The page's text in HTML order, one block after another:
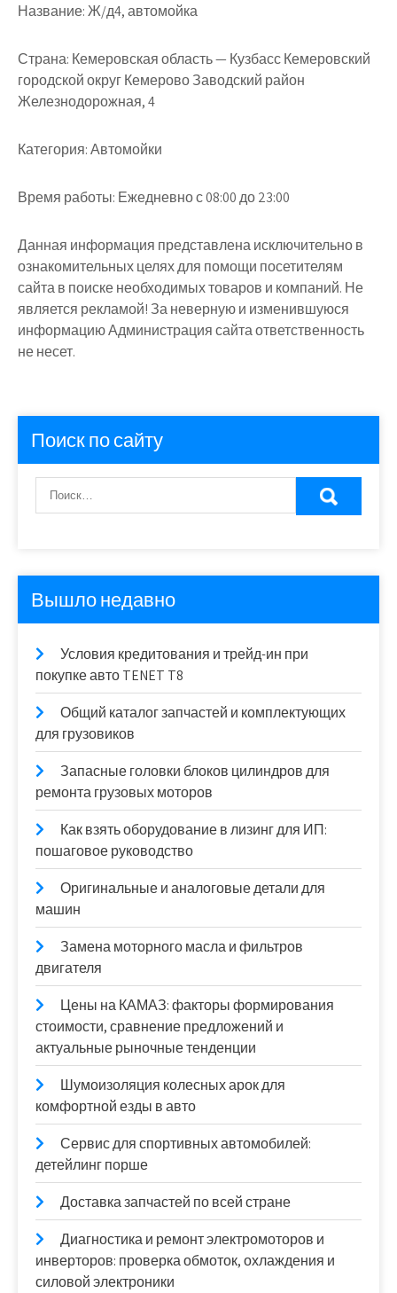
Название:Ж/д4, автомойка
Страна: Кемеровская область — Кузбасс Кемеровский
городской округ Кемерово Заводский район
Железнодорожная, 4
Категория:Автомойки
Время работы: Ежедневно с 08:00 до 23:00
Данная информация представлена исключительно в
ознакомительных целях для помощи посетителям
сайта в поиске необходимых товаров и компаний. Не
является рекламой! За неверную и изменившуюся
информацию Администрация сайта ответственность
не несет.
Поиск по сайту
Вышло недавно
Условия кредитования и трейд-ин при
покупке авто TENET T8
Общий каталог запчастей и комплектующих
для грузовиков
Запасные головки блоков цилиндров для
ремонта грузовых моторов
Как взять оборудование в лизинг для ИП:
пошаговое руководство
Оригинальные и аналоговые детали для
машин
Замена моторного масла и фильтров
двигателя
Цены на КАМАЗ: факторы формирования
стоимости, сравнение предложений и
актуальные рыночные тенденции
Шумоизоляция колесных арок для
комфортной езды в авто
Сервис для спортивных автомобилей:
детейлинг порше
Доставка запчастей по всей стране
Диагностика и ремонт электромоторов и
инверторов: проверка обмоток, охлаждения и
силовой электроники